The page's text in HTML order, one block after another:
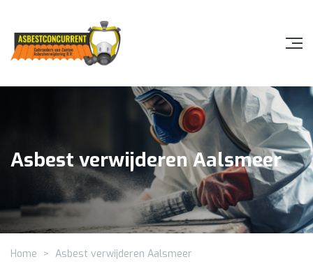
Asbest verwijderen Aalsmeer
Home > Asbest verwijderen Aalsmeer